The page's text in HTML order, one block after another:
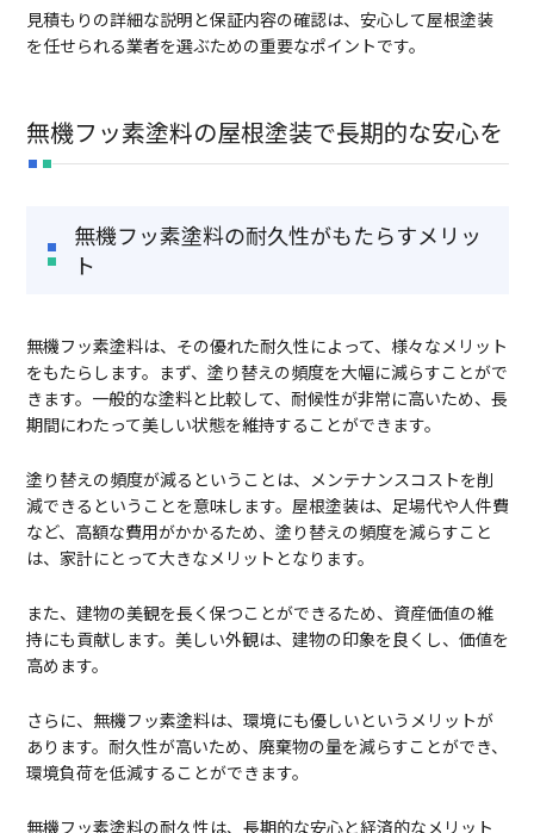
見積もりの詳細な説明と保証内容の確認は、安心して屋根塗装
を任せられる業者を選ぶための重要なポイントです。
無機フッ素塗料の屋根塗装で長期的な安心を
無機フッ素塗料の耐久性がもたらすメリッ
ト
無機フッ素塗料は、その優れた耐久性によって、様々なメリット
をもたらします。まず、塗り替えの頻度を大幅に減らすことがで
きます。一般的な塗料と比較して、耐候性が非常に高いため、長
期間にわたって美しい状態を維持することができます。
塗り替えの頻度が減るということは、メンテナンスコストを削
減できるということを意味します。屋根塗装は、足場代や人件費
など、高額な費用がかかるため、塗り替えの頻度を減らすこと
は、家計にとって大きなメリットとなります。
また、建物の美観を長く保つことができるため、資産価値の維
持にも貢献します。美しい外観は、建物の印象を良くし、価値を
高めます。
さらに、無機フッ素塗料は、環境にも優しいというメリットが
あります。耐久性が高いため、廃棄物の量を減らすことができ、
環境負荷を低減することができます。
無機フッ素塗料の耐久性は、長期的な安心と経済的なメリット